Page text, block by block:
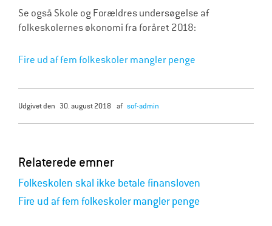
Se også Skole og Forældres undersøgelse af
folkeskolernes økonomi fra foråret 2018:
Fire ud af fem folkeskoler mangler penge
udgivet den 30. august 2018 af sof-admin
Relaterede emner
Folkeskolen skal ikke betale finansloven
Fire ud af fem folkeskoler mangler penge